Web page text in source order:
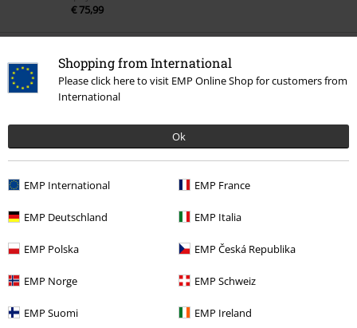
Shopping from International
Please click here to visit EMP Online Shop for customers from
International
Ok
EMP International EMP France
EMP Deutschland EMP Italia
EMP Polska EMP Česká Republika
EMP Norge EMP Schweiz
EMP Suomi EMP Ireland
€ 75,99
Meer categorieën. Meer opties.
Kledingmerken Kleding
Laarzen
Kledingmerken Schoenen Exclusief
Kledingmerken Mannen
Kleding Schoenen zwarte laarzen
E-mailnieuwsbrief